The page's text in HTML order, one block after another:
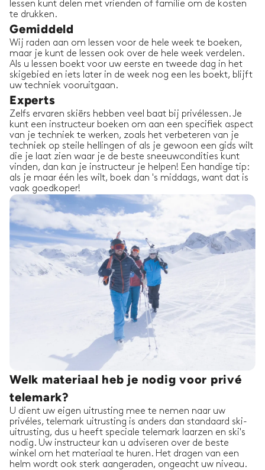
lessen kunt delen met vrienden of familie om de kosten
te drukken.
Gemiddeld
Wij raden aan om lessen voor de hele week te boeken,
maar je kunt de lessen ook over de hele week verdelen.
Als u lessen boekt voor uw eerste en tweede dag in het
skigebied en iets later in de week nog een les boekt, blijft
uw techniek vooruitgaan.
Experts
Zelfs ervaren skiërs hebben veel baat bij privélessen. Je
kunt een instructeur boeken om aan een specifiek aspect
van je techniek te werken, zoals het verbeteren van je
techniek op steile hellingen of als je gewoon een gids wilt
die je laat zien waar je de beste sneeuwcondities kunt
vinden, dan kan je instructeur je helpen! Een handige tip:
als je maar één les wilt, boek dan 's middags, want dat is
vaak goedkoper!
Welk materiaal heb je nodig voor privé
telemark?
U dient uw eigen uitrusting mee te nemen naar uw
privéles, telemark uitrusting is anders dan standaard ski-
uitrusting, dus u heeft speciale telemark laarzen en ski's
nodig. Uw instructeur kan u adviseren over de beste
winkel om het materiaal te huren. Het dragen van een
helm wordt ook sterk aangeraden, ongeacht uw niveau.